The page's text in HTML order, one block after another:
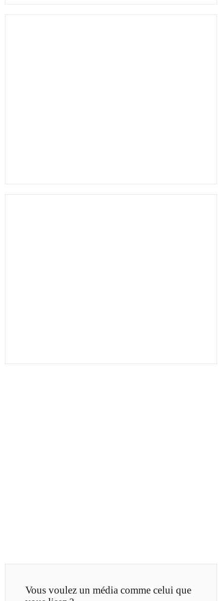
Vous voulez un média comme celui que